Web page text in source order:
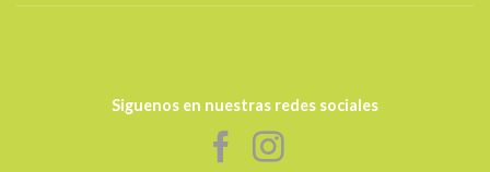
Siguenos en nuestras redes sociales